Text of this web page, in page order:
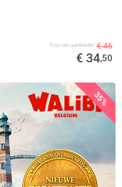
Prijs van aanbieder € 46
€ 34,50
35%